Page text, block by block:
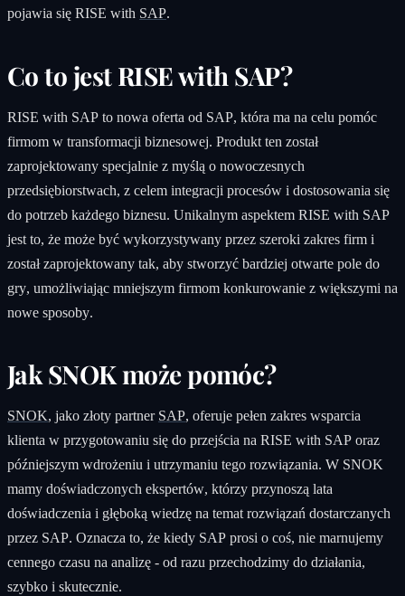
pojawia się RISE with SAP.
Co to jest RISE with SAP?
RISE with SAP to nowa oferta od SAP, która ma na celu pomóc
firmom w transformacji biznesowej. Produkt ten został
zaprojektowany specjalnie z myślą o nowoczesnych
przedsiębiorstwach, z celem integracji procesów i dostosowania się
do potrzeb każdego biznesu. Unikalnym aspektem RISE with SAP
jest to, że może być wykorzystywany przez szeroki zakres firm i
został zaprojektowany tak, aby stworzyć bardziej otwarte pole do
gry, umożliwiając mniejszym firmom konkurowanie z większymi na
nowe sposoby.
Jak SNOK może pomóc?
SNOK, jako złoty partner SAP, oferuje pełen zakres wsparcia
klienta w przygotowaniu się do przejścia na RISE with SAP oraz
późniejszym wdrożeniu i utrzymaniu tego rozwiązania. W SNOK
mamy doświadczonych ekspertów, którzy przynoszą lata
doświadczenia i głęboką wiedzę na temat rozwiązań dostarczanych
przez SAP. Oznacza to, że kiedy SAP prosi o coś, nie marnujemy
cennego czasu na analizę - od razu przechodzimy do działania,
szybko i skutecznie.